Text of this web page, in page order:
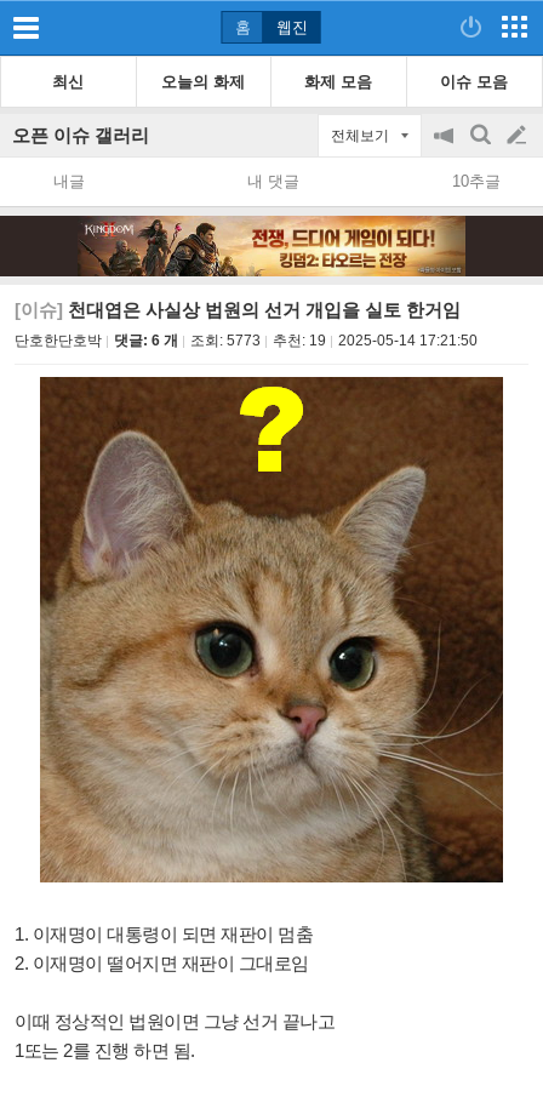
홈 웹진
최신 오늘의 화제 화제 모음 이슈 모음
오픈 이슈 갤러리 전체보기
공
지
on/off
검
색
글
쓰
내글 내 댓글 10추글
[이슈] 천대엽은 사실상 법원의 선거 개입을 실토 한거임
단호한단호박 댓글: 6 개 조회: 5773 추천: 19 2025-05-14 17:21:50
1. 이재명이 대통령이 되면 재판이 멈춤
2. 이재명이 떨어지면 재판이 그대로임
이때 정상적인 법원이면 그냥 선거 끝나고
1또는 2를 진행 하면 됨.